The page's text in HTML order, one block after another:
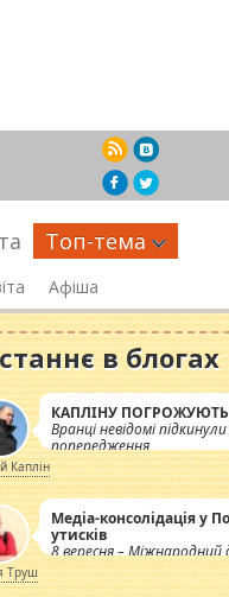
Топ-тема
Афіша
в блогах
КАПЛІНУ
Вранці невідомі
попередження
Каплін
Медіа-консолідація у
утисків
8 вересня – Міжнародний
журналістів.
Труш